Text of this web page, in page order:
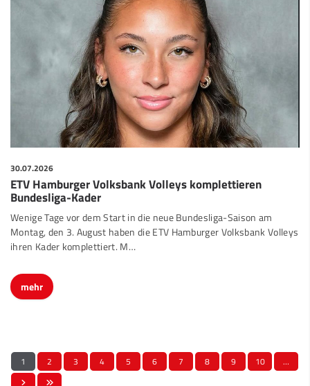
30.07.2026
ETV Hamburger Volksbank Volleys komplettieren
Bundesliga-Kader
Wenige Tage vor dem Start in die neue Bundesliga-Saison am
Montag, den 3. August haben die ETV Hamburger Volksbank Volleys
ihren Kader komplettiert. M…
mehr
1 2 3 4 5 6 7 8 9 10 …